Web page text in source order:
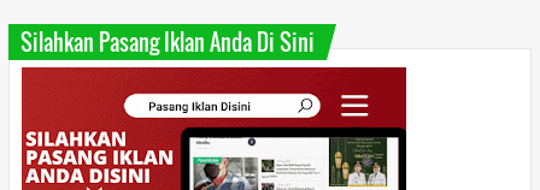
Silahkan Pasang Iklan Anda Di Sini